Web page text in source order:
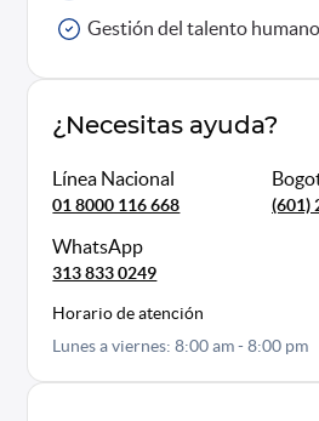
Gestión del talento
¿Necesitas ayuda?
Línea Nacional
01 8000 116 668 (601)
WhatsApp
313 833 0249
Horario de atención
Lunes a viernes: 8:00 am - 8:00 pm